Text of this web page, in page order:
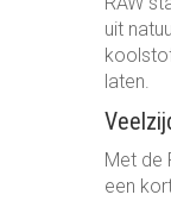
uit
laten.
Met de
een